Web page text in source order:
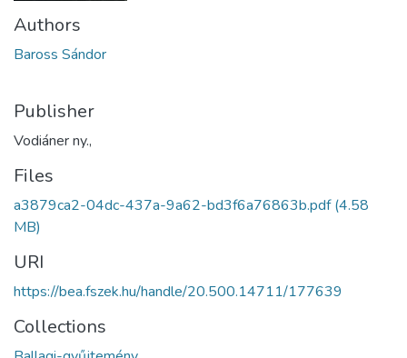
Authors
Baross Sándor
Publisher
Vodiáner ny.,
Files
a3879ca2-04dc-437a-9a62-bd3f6a76863b.pdf(4.58
MB)
URI
https://bea.fszek.hu/handle/20.500.14711/177639
Collections